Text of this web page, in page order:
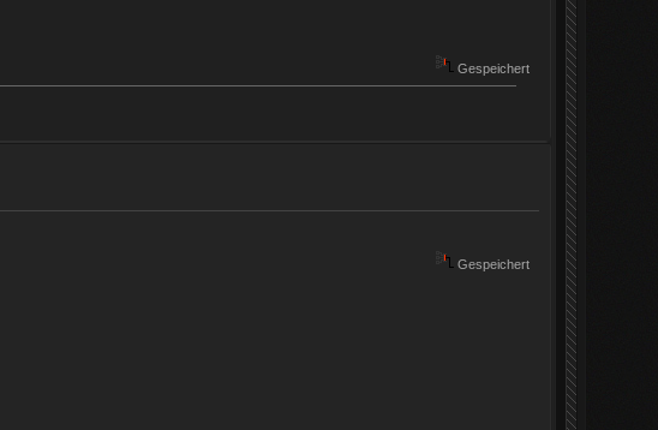
Gespeichert
Gespeichert